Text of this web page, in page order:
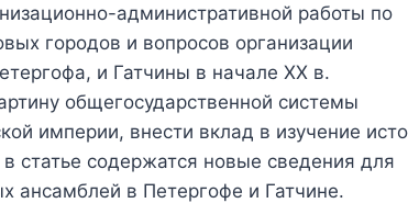
административной работы по
городов и вопросов организации
и Гатчины в начале XX в.
общегосударственной системы
империи, внести вклад в изучение
статье содержатся новые сведения для
ансамблей в Петергофе и Гатчине.